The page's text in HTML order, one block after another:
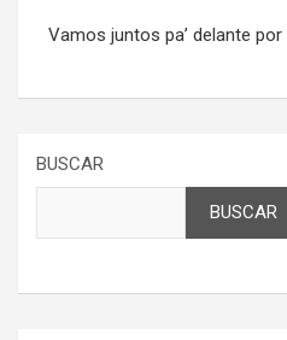
entradas
Vamos juntos pa’ delante
BUSCAR
BUSCAR